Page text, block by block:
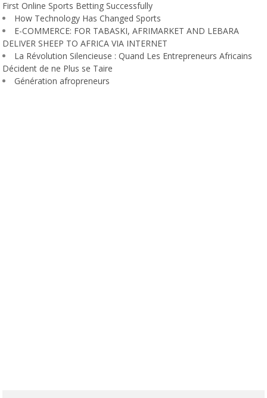
First Online Sports Betting Successfully
How Technology Has Changed Sports
E-COMMERCE: FOR TABASKI, AFRIMARKET AND LEBARA
DELIVER SHEEP TO AFRICA VIA INTERNET
La Révolution Silencieuse : Quand Les Entrepreneurs Africains
Décident de ne Plus se Taire
Génération afropreneurs